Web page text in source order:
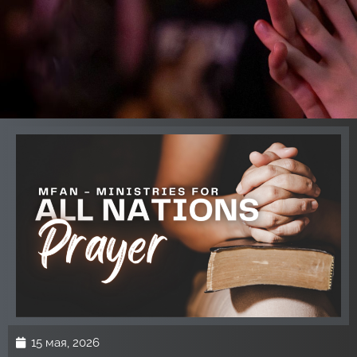
15 мая, 2026